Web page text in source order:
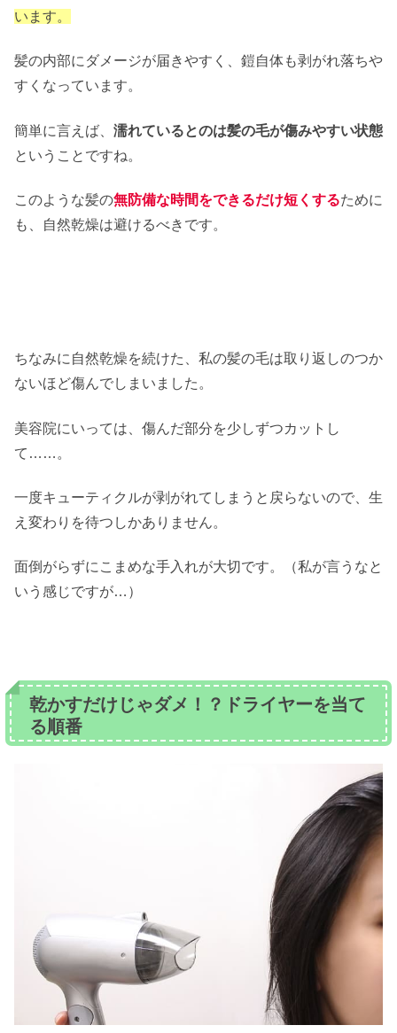
います。
髪の内部にダメージが届きやすく、鎧自体も剥がれ落ちや
すくなっています。
簡単に言えば、 濡れているとのは髪の毛が傷みやすい状態
ということですね。
このような髪の無防備な時間をできるだけ短くするために
も、自然乾燥は避けるべきです。
ちなみに自然乾燥を続けた、私の髪の毛は取り返しのつか
ないほど傷んでしまいました。
美容院にいっては、傷んだ部分を少しずつカットし
て……。
一度キューティクルが剥がれてしまうと戻らないので、生
え変わりを待つしかありません。
面倒がらずにこまめな手入れが大切です。（私が言うなと
いう感じですが…）
乾かすだけじゃダメ！？ドライヤーを当て
る順番